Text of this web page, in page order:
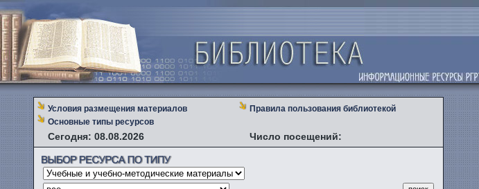
Условия размещения материалов
Правила пользования библиотекой
Основные типы ресурсов
Сегодня: 08.08.2026 Число посещений: